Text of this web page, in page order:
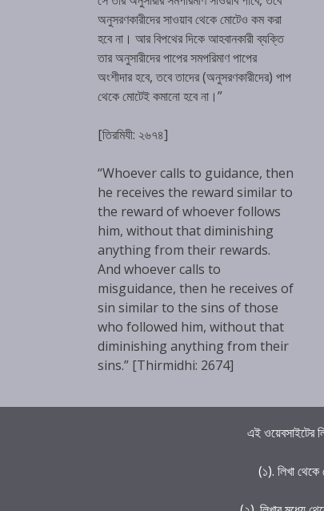
অনুসরণকারীদের সাওয়াব থেকে মোটেও কম করা
হবে না। আর বিপথের দিকে আহবানকারী ব্যক্তি
তার অনুসারীদের পাপের সমপরিমাণ পাপের
অংশীদার হবে, তবে তাদের (অনুসরণকারীদের) পাপ
থেকে মোটেই কমানো হবে না।”
[তিরমিযী: ২৬৭৪]
“Whoever calls to guidance, then
he receives the reward similar to
the reward of whoever follows
him, without that diminishing
anything from their rewards.
And whoever calls to
misguidance, then he receives of
sin similar to the sins of those
who followed him, without that
diminishing anything from their
sins.” [Thirmidhi: 2674]
এই ওয়েবসাইটের
(১). লিখা থেকে